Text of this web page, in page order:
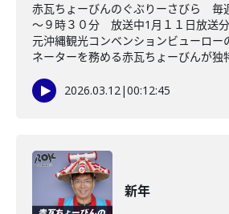
赤瓦ちょーびんのぐぶりーさびら
～９時３０分 放送中1月１１日放送
元沖縄観光コンベンションビューロー
ネーターを務める赤瓦ちょーびんが独
2026.03.12|00:12:45
新年